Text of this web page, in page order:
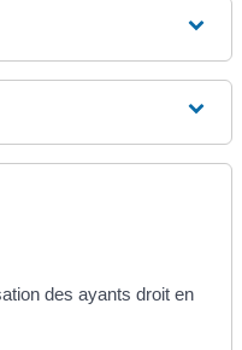
des ayants droit en